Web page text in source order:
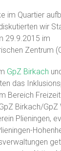
im Quartier
wir
29.9.2015 im
Zentrum
GpZ Birkach
das
Bereich
Birkach/GpZ
Plieningen,